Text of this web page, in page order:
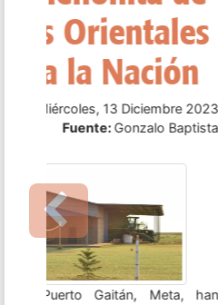
Fecha:
Fotografía: Medios
Janeiro, 7 dic (EFECOM).-